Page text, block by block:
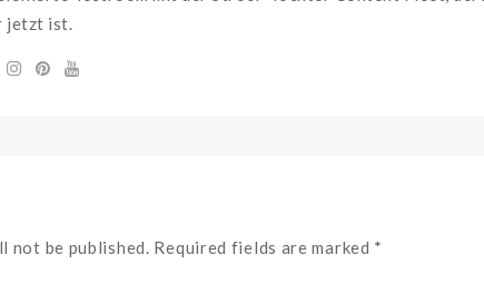
jetzt ist.
not be published. Required fields are marked *